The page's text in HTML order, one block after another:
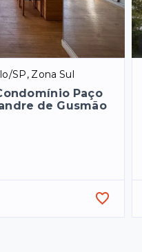
SP, Zona Sul
Paço
de Gusmão